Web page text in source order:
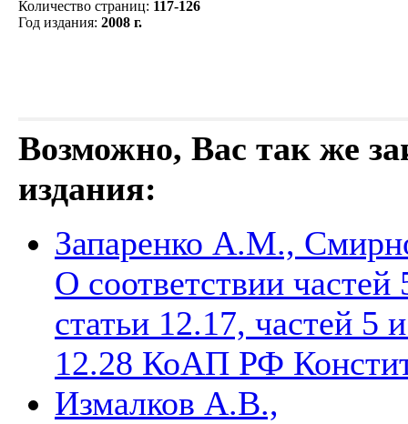
Количество страниц: 117-126
Год издания: 2008 г.
Возможно, Вас так же
издания:
Запаренко А.М.,
О соответствии частей
статьи 12.17, частей 5
12.28 КоАП РФ
Измалков А.В.,